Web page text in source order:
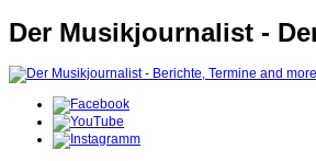
Der Musikjournalist -